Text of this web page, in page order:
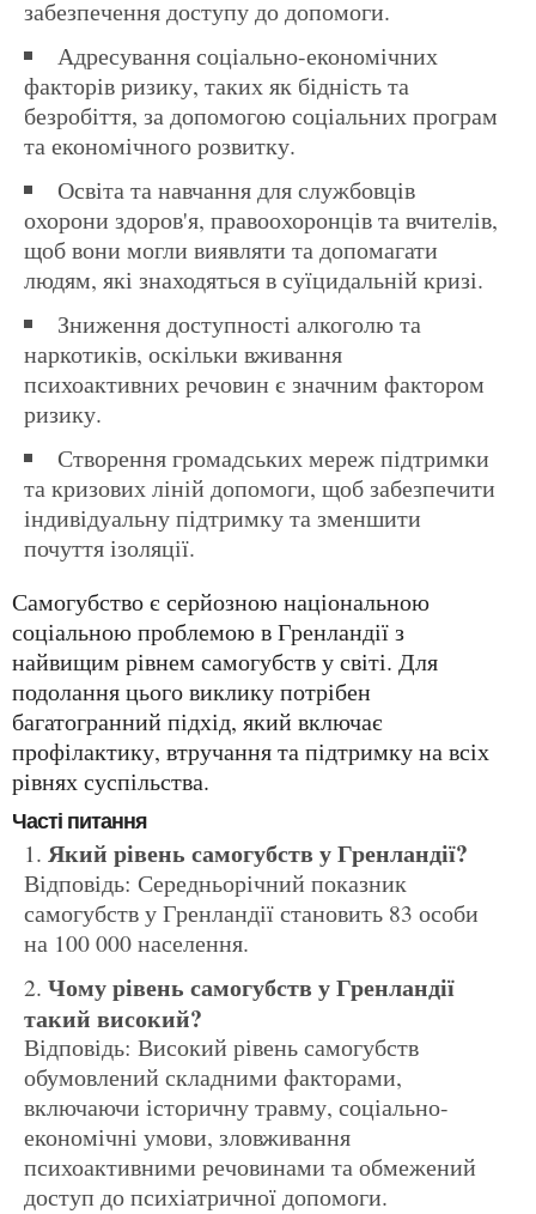
забезпечення доступу до допомоги.
Адресування соціально-економічних
факторів ризику, таких як бідність та
безробіття, за допомогою соціальних програм
та економічного розвитку.
Освіта та навчання для службовців
охорони здоров'я, правоохоронців та вчителів,
щоб вони могли виявляти та допомагати
людям, які знаходяться в суїцидальній кризі.
Зниження доступності алкоголю та
наркотиків, оскільки вживання
психоактивних речовин є значним фактором
ризику.
Створення громадських мереж підтримки
та кризових ліній допомоги, щоб забезпечити
індивідуальну підтримку та зменшити
почуття ізоляції.
Самогубство є серйозною національною
соціальною проблемою в Гренландії з
найвищим рівнем самогубств у світі. Для
подолання цього виклику потрібен
багатогранний підхід, який включає
профілактику, втручання та підтримку на всіх
рівнях суспільства.
Часті питання
Який рівень самогубств у Гренландії?
Відповідь: Середньорічний показник
самогубств у Гренландії становить 83 особи
на 100 000 населення.
Чому рівень самогубств у Гренландії
такий високий?
Відповідь: Високий рівень самогубств
обумовлений складними факторами,
включаючи історичну травму, соціально-
економічні умови, зловживання
психоактивними речовинами та обмежений
доступ до психіатричної допомоги.